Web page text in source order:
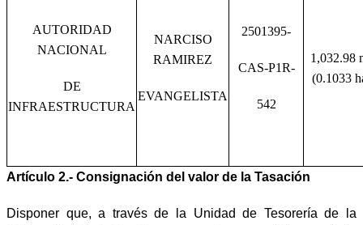
AUTORIDAD
NACIONAL
DE
INFRAESTRUCTURA
NARCISO
RAMIREZ
EVANGELISTA
2501395-
CAS-P1R-
542
1,032.98
(0.1033
Artículo 2.- Consignación del valor de la Tasación
Disponer que, a través de la Unidad de Tesorería de la